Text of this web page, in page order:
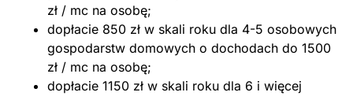
zł / mc na osobę;
dopłacie 850 zł w skali roku dla 4-5 osobowych
gospodarstw domowych o dochodach do 1500
zł / mc na osobę;
dopłacie 1150 zł w skali roku dla 6 i więcej